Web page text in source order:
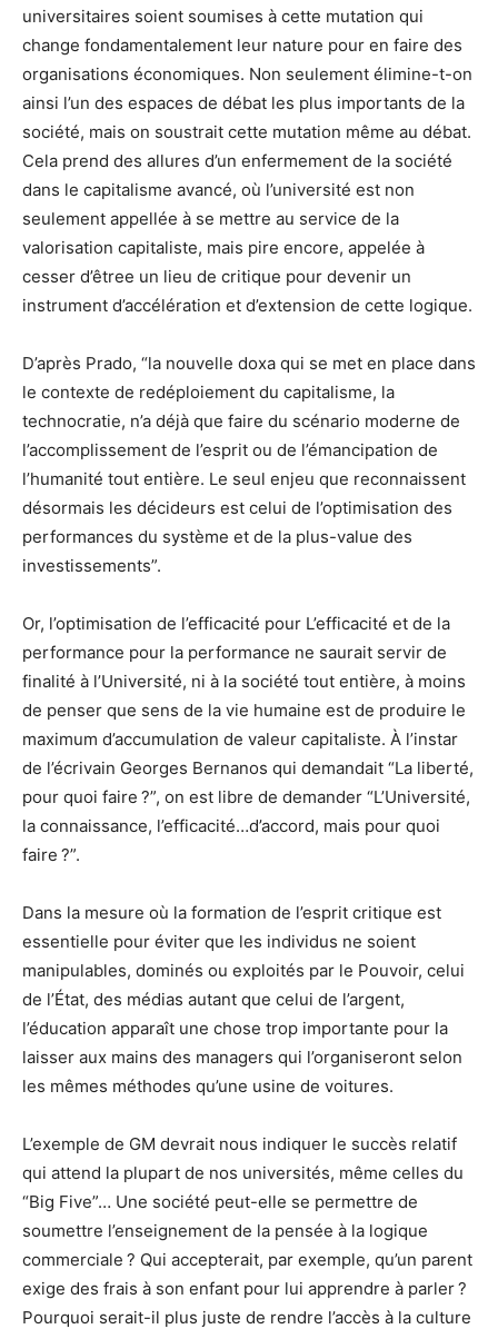
universitaires soient soumises à cette mutation qui
change fondamentalement leur nature pour en faire des
organisations économiques. Non seulement élimine-t-on
ainsi l’un des espaces de débat les plus importants de la
société, mais on soustrait cette mutation même au débat.
Cela prend des allures d’un enfermement de la société
dans le capitalisme avancé, où l’université est non
seulement appellée à se mettre au service de la
valorisation capitaliste, mais pire encore, appelée à
cesser d’êtree un lieu de critique pour devenir un
instrument d’accélération et d’extension de cette logique.
D’après Prado, “la nouvelle doxa qui se met en place dans
le contexte de redéploiement du capitalisme, la
technocratie, n’a déjà que faire du scénario moderne de
l’accomplissement de l’esprit ou de l’émancipation de
l’humanité tout entière. Le seul enjeu que reconnaissent
désormais les décideurs est celui de l’optimisation des
performances du système et de la plus-value des
investissements”.
Or, l’optimisation de l’efficacité pour L’efficacité et de la
performance pour la performance ne saurait servir de
finalité à l’Université, ni à la société tout entière, à moins
de penser que sens de la vie humaine est de produire le
maximum d’accumulation de valeur capitaliste. À l’instar
de l’écrivain Georges Bernanos qui demandait “La liberté,
pour quoi faire ?”, on est libre de demander “L’Université,
la connaissance, l’efficacité…d’accord, mais pour quoi
faire ?”.
Dans la mesure où la formation de l’esprit critique est
essentielle pour éviter que les individus ne soient
manipulables, dominés ou exploités par le Pouvoir, celui
de l’État, des médias autant que celui de l’argent,
l’éducation apparaît une chose trop importante pour la
laisser aux mains des managers qui l’organiseront selon
les mêmes méthodes qu’une usine de voitures.
L’exemple de GM devrait nous indiquer le succès relatif
qui attend la plupart de nos universités, même celles du
“Big Five”… Une société peut-elle se permettre de
soumettre l’enseignement de la pensée à la logique
commerciale ? Qui accepterait, par exemple, qu’un parent
exige des frais à son enfant pour lui apprendre à parler ?
Pourquoi serait-il plus juste de rendre l’accès à la culture